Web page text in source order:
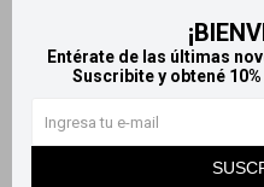
Entérate de las últimas
Suscribite y obtené